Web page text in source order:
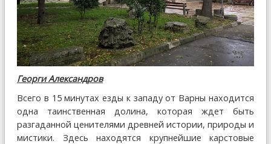
Георги Александров
Всего в 15 минутах езды к западу от Варны находится
одна таинственная долина, которая ждет быть
разгаданной ценителями древней истории, природы и
мистики. Здесь находятся крупнейшие карстовые